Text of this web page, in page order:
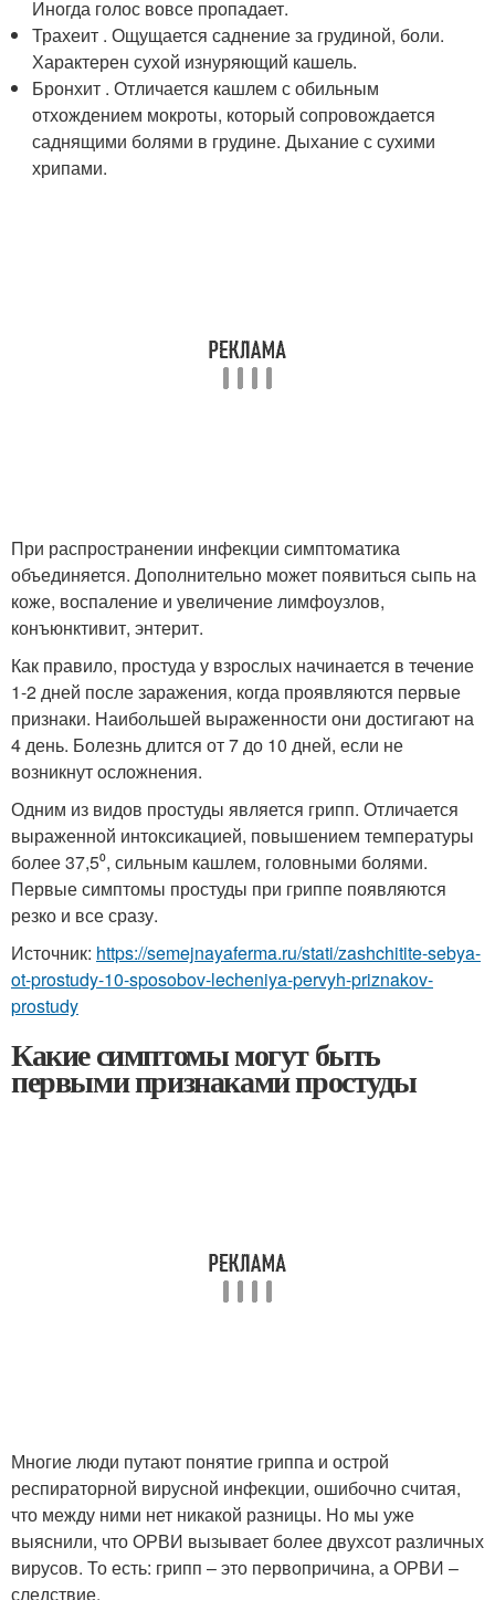
Иногда голос вовсе пропадает.
Трахеит . Ощущается саднение за грудиной, боли.
Характерен сухой изнуряющий кашель.
Бронхит . Отличается кашлем с обильным
отхождением мокроты, который сопровождается
саднящими болями в грудине. Дыхание с сухими
хрипами.
При распространении инфекции симптоматика
объединяется. Дополнительно может появиться сыпь на
коже, воспаление и увеличение лимфоузлов,
конъюнктивит, энтерит.
Как правило, простуда у взрослых начинается в течение
1-2 дней после заражения, когда проявляются первые
признаки. Наибольшей выраженности они достигают на
4 день. Болезнь длится от 7 до 10 дней, если не
возникнут осложнения.
Одним из видов простуды является грипп. Отличается
выраженной интоксикацией, повышением температуры
более 37,5⁰, сильным кашлем, головными болями.
Первые симптомы простуды при гриппе появляются
резко и все сразу.
Источник: https://semejnayaferma.ru/stati/zashchitite-sebya-
ot-prostudy-10-sposobov-lecheniya-pervyh-priznakov-
prostudy
Какие симптомы могут быть
первыми признаками простуды
Многие люди путают понятие гриппа и острой
респираторной вирусной инфекции, ошибочно считая,
что между ними нет никакой разницы. Но мы уже
выяснили, что ОРВИ вызывает более двухсот различных
вирусов. То есть: грипп – это первопричина, а ОРВИ –
следствие.